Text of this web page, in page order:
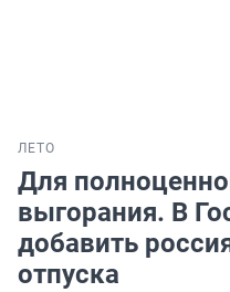
ЛЕТО
Для
выгорания. В
добавить
отпуска